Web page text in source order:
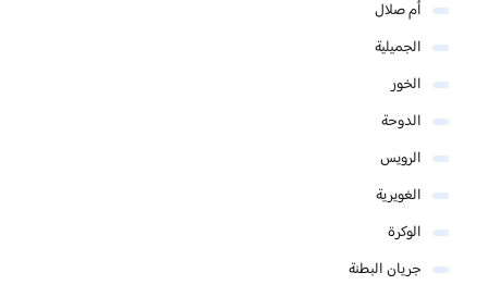
أم صلال
الجميلية
الخور
الدوحة
الرويس
الغويرية
الوكرة
جريان البطنة